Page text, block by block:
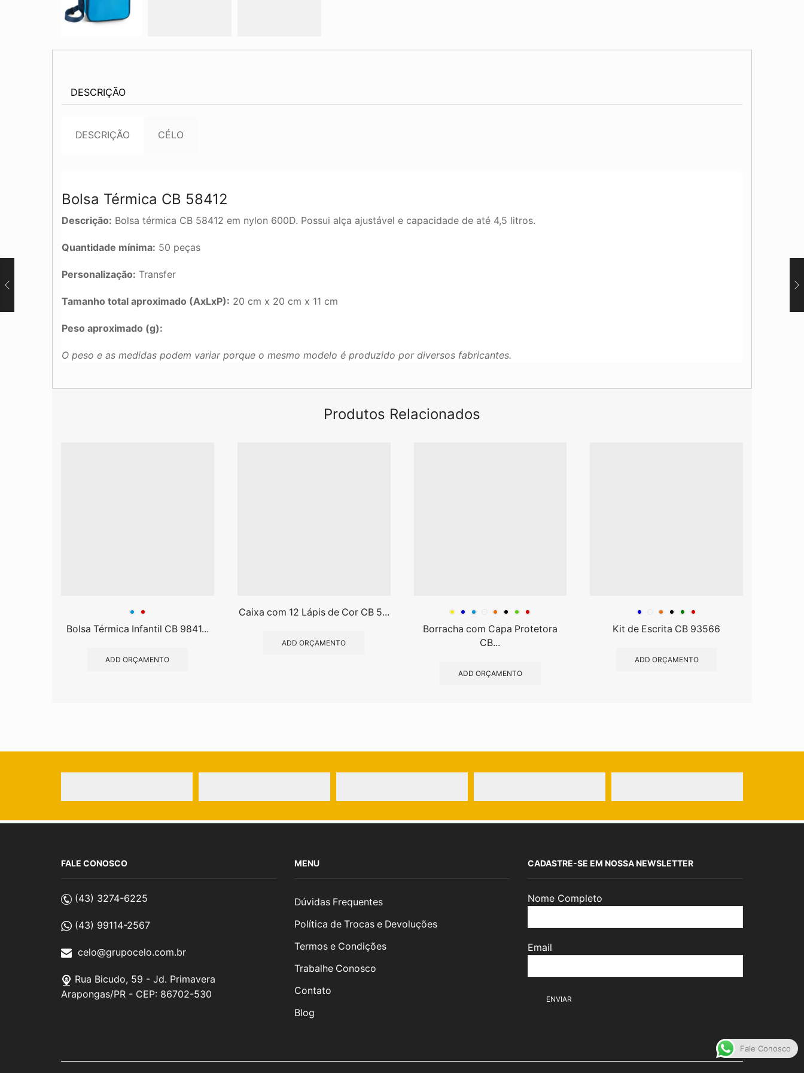
DESCRIÇÃO
DESCRIÇÃO CÉLO
Bolsa Térmica CB 58412
Descrição: Bolsa térmica CB 58412 em nylon 600D. Possui alça ajustável e capacidade de até 4,5 litros.
Quantidade mínima: 50 peças
Personalização: Transfer
Tamanho total aproximado (AxLxP): 20 cm x 20 cm x 11 cm
Peso aproximado (g):
O peso e as medidas podem variar porque o mesmo modelo é produzido por diversos fabricantes.
Produtos Relacionados
Bolsa Térmica Infantil CB 9841...
ADD ORÇAMENTO
Caixa com 12 Lápis de Cor CB 5...
ADD ORÇAMENTO
Borracha com Capa Protetora
CB...
ADD ORÇAMENTO
Kit de Escrita CB 93566
ADD ORÇAMENTO
FALE CONOSCO
(43) 3274-6225
(43) 99114-2567
celo@grupocelo.com.br
Rua Bicudo, 59 - Jd. Primavera
Arapongas/PR - CEP: 86702-530
MENU
Dúvidas Frequentes
Política de Trocas e Devoluções
Termos e Condições
Trabalhe Conosco
Contato
Blog
CADASTRE-SE EM NOSSA NEWSLETTER
Nome Completo
Email
Fale Conosco